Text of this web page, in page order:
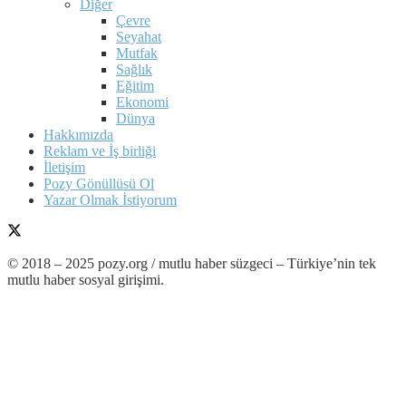
Diğer
Çevre
Seyahat
Mutfak
Sağlık
Eğitim
Ekonomi
Dünya
Hakkımızda
Reklam ve İş birliği
İletişim
Pozy Gönüllüsü Ol
Yazar Olmak İstiyorum
© 2018 – 2025 pozy.org / mutlu haber süzgeci – Türkiye’nin tek
mutlu haber sosyal girişimi.